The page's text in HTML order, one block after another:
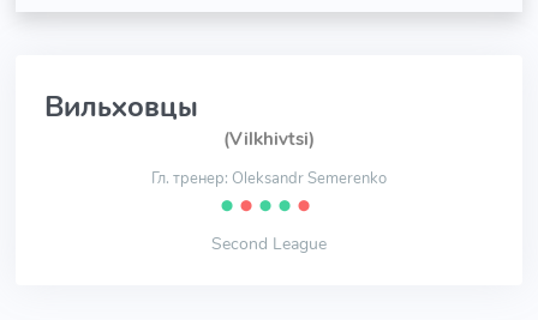
Вильховцы
(Vilkhivtsi)
Гл. тренер: Oleksandr Semerenko
⬤ ⬤ ⬤ ⬤ ⬤
Second League